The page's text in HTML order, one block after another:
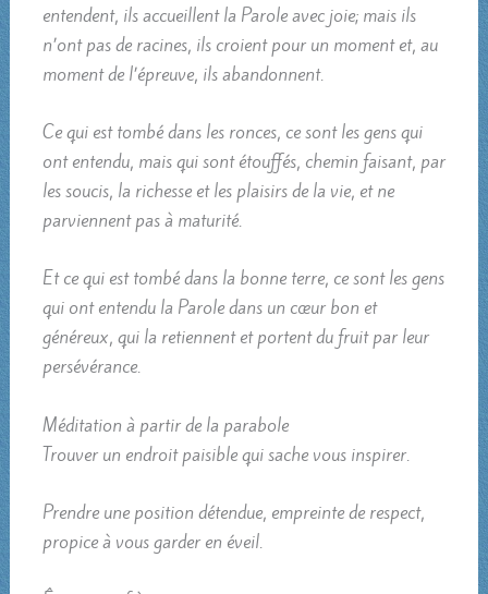
entendent, ils accueillent la Parole avec joie; mais ils
n’ont pas de racines, ils croient pour un moment et, au
moment de l’épreuve, ils abandonnent.
Ce qui est tombé dans les ronces, ce sont les gens qui
ont entendu, mais qui sont étouffés, chemin faisant, par
les soucis, la richesse et les plaisirs de la vie, et ne
parviennent pas à maturité.
Et ce qui est tombé dans la bonne terre, ce sont les gens
qui ont entendu la Parole dans un cœur bon et
généreux, qui la retiennent et portent du fruit par leur
persévérance.
Méditation à partir de la parabole
Trouver un endroit paisible qui sache vous inspirer.
Prendre une position détendue, empreinte de respect,
propice à vous garder en éveil.